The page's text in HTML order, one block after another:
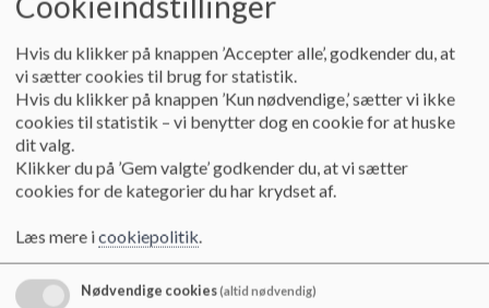
Referat Februar 2025
Referat Marts 2025
Referat April 2025
Referat Maj 2025
Hvis du klikker på knappen ’Accepter alle’, godkender du, at
vi sætter cookies til brug for statistik.
Hvis du klikker på knappen ’Kun nødvendige,’ sætter vi ikke
cookies til statistik – vi benytter dog en cookie for at huske
dit valg.
Klikker du på ’Gem valgte’ godkender du, at vi sætter
cookies for de kategorier du har krydset af.
Læs mere icookiepolitik.
Nødvendige cookies(altid nødvendig)